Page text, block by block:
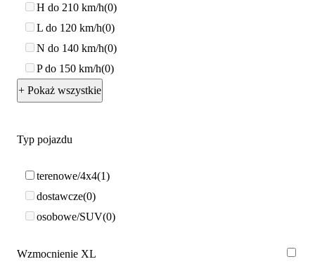
H do 210 km/h 0
L do 120 km/h 0
N do 140 km/h 0
P do 150 km/h 0
+ Pokaż wszystkie
Typ pojazdu
terenowe/4x4 1
dostawcze 0
osobowe/SUV 0
Wzmocnienie XL